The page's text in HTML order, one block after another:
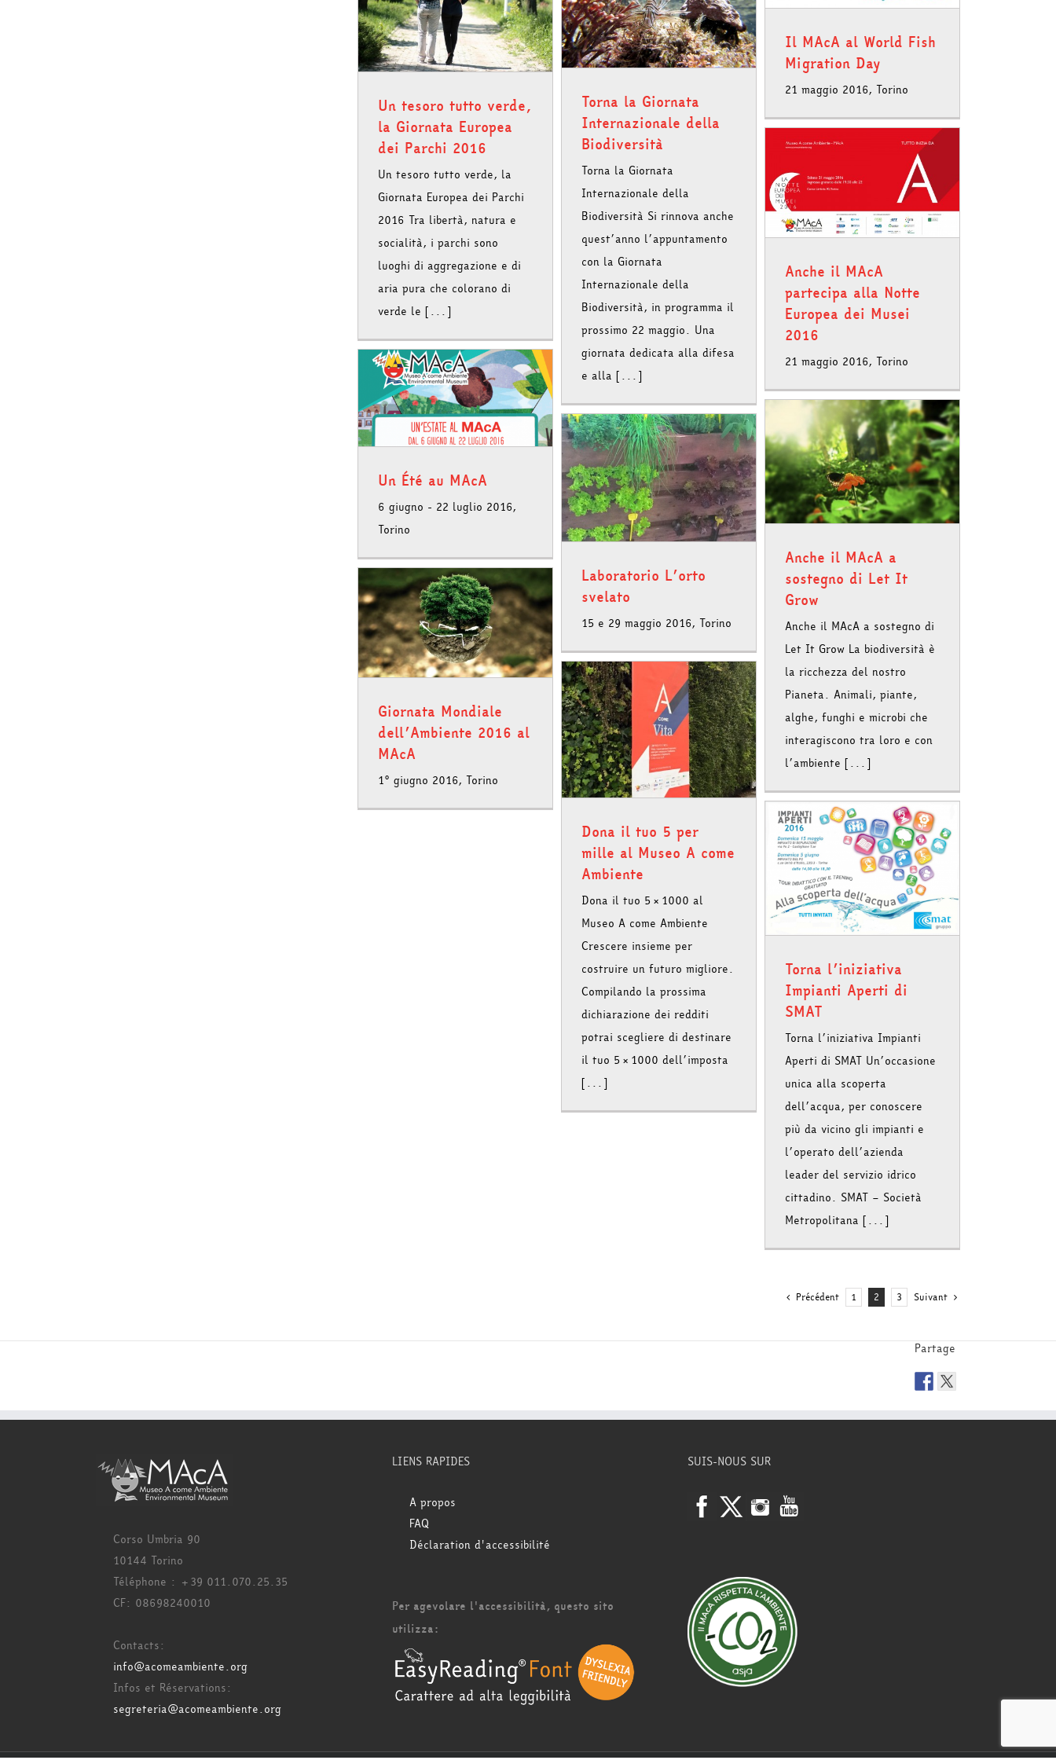
Un tesoro tutto verde,
la Giornata Europea
dei Parchi 2016
Un tesoro tutto verde, la
Giornata Europea dei Parchi
2016 Tra libertà, natura e
socialità, i parchi sono
luoghi di aggregazione e di
aria pura che colorano di
verde le [...]
Torna la Giornata
Internazionale della
Biodiversità
Torna la Giornata
Internazionale della
Biodiversità
Torna la Giornata
Internazionale della
Biodiversità Si rinnova anche
quest’anno l’appuntamento
con la Giornata
Internazionale della
Biodiversità, in programma il
prossimo 22 maggio. Una
giornata dedicata alla difesa
e alla [...]
Il MAcA al World Fish
Migration Day
21 maggio 2016, Torino
Notte Europea dei Musei
2016
Anche il MAcA
partecipa alla Notte
Europea dei Musei
2016
21 maggio 2016, Torino
Un Été au MAcA
6 giugno - 22 luglio 2016,
Torino
Anche il MAcA a sostegno di
Let It Grow
Anche il MAcA a
sostegno di Let It
Grow
Anche il MAcA a sostegno di
Let It Grow La biodiversità è
la ricchezza del nostro
Pianeta. Animali, piante,
alghe, funghi e microbi che
interagiscono tra loro e con
l’ambiente [...]
Laboratorio L’orto
svelato
15 e 29 maggio 2016, Torino
Giornata Mondiale
dell’Ambiente 2016 al
MAcA
1° giugno 2016, Torino
Dona il tuo 5 per mille al
Museo A come Ambiente
Dona il tuo 5 per
mille al Museo A come
Ambiente
Dona il tuo 5×1000 al
Museo A come Ambiente
Crescere insieme per
costruire un futuro migliore.
Compilando la prossima
dichiarazione dei redditi
potrai scegliere di destinare
il tuo 5×1000 dell’imposta
[...]
Torna l’iniziativa Impianti
Aperti di SMAT
Torna l’iniziativa
Impianti Aperti di
SMAT
Torna l’iniziativa Impianti
Aperti di SMAT Un’occasione
unica alla scoperta
dell’acqua, per conoscere
più da vicino gli impianti e
l’operato dell’azienda
leader del servizio idrico
cittadino. SMAT – Società
Metropolitana [...]
Précédent 1 2 3 Suivant
Partage
Corso Umbria 90
10144 Torino
Téléphone : +39 011.070.25.35
CF: 08698240010
Contacts:
info@acomeambiente.org
Infos et Réservations:
segreteria@acomeambiente.org
LIENS RAPIDES
A propos
FAQ
Déclaration d'accessibilité
Per agevolare l'accessibilità, questo sito
utilizza:
SUIS-NOUS SUR